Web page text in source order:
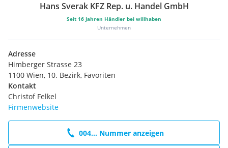
Hans Sverak KFZ Rep. u. Handel GmbH
Seit 16 Jahren Händler bei willhaben
Unternehmen
Adresse
Himberger Strasse 23
1100 Wien, 10. Bezirk, Favoriten
Kontakt
Christof Felkel
Firmenwebsite
004... Nummer anzeigen